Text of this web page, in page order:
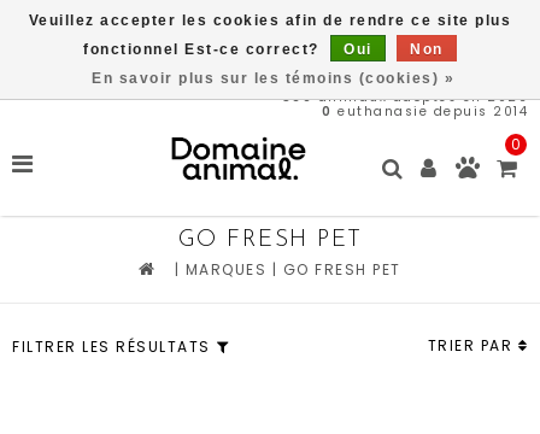
569animaux adoptés en 2026
0 euthanasie depuis 2014
0
GO FRESH PET
| MARQUES | GO FRESH PET
FILTRER LES RÉSULTATS TRIER PAR
Veuillez accepter les cookies afin de rendre ce site plus
fonctionnel Est-ce correct?
Oui
Non
En savoir plus sur les témoins (cookies) »
Livraison gratuite à partir de 89$*